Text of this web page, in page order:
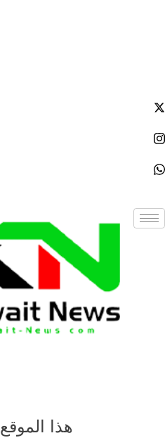
NE
News Elementor
هذا الموقع